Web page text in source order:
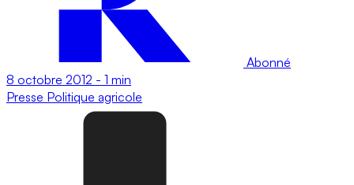
Abonné
8 octobre 2012 - 1 min
Presse Politique agricole